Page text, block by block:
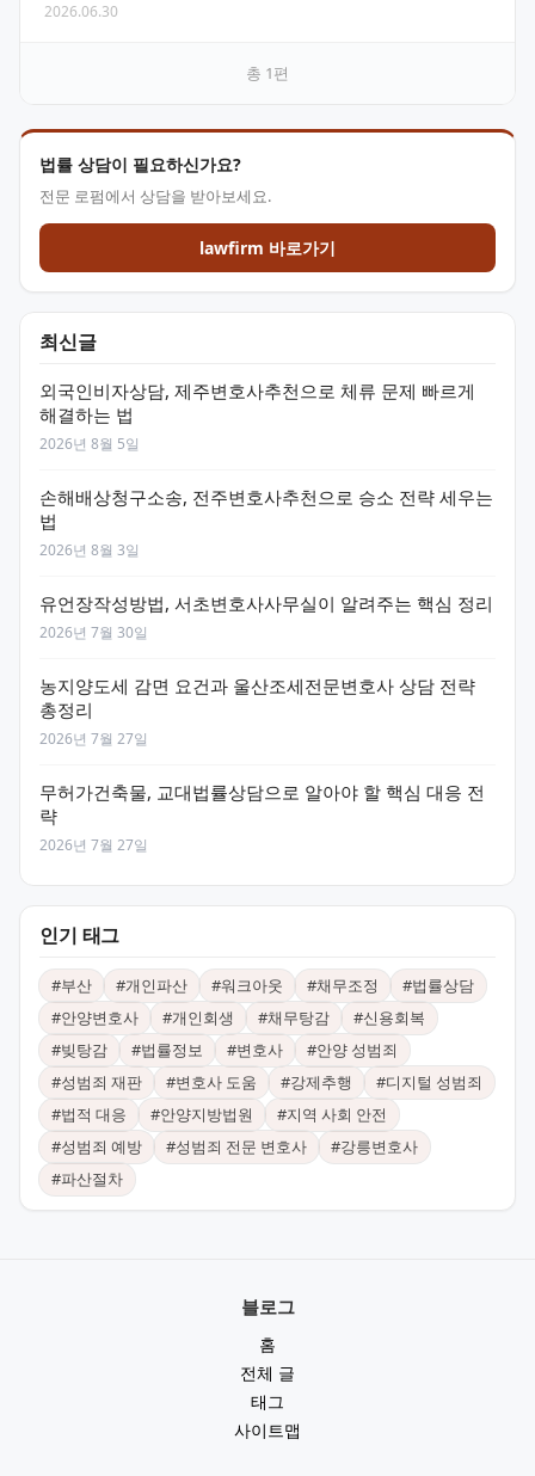
고부터 형사고소, 민사청구까지 실제 절차와 핵심 전략을…
2026.06.30
총 1편
법률 상담이 필요하신가요?
전문 로펌에서 상담을 받아보세요.
lawfirm 바로가기
최신글
외국인비자상담, 제주변호사추천으로 체류 문제 빠르게
해결하는 법
2026년 8월 5일
손해배상청구소송, 전주변호사추천으로 승소 전략 세우는
법
2026년 8월 3일
유언장작성방법, 서초변호사사무실이 알려주는 핵심 정리
2026년 7월 30일
농지양도세 감면 요건과 울산조세전문변호사 상담 전략
총정리
2026년 7월 27일
무허가건축물, 교대법률상담으로 알아야 할 핵심 대응 전
략
2026년 7월 27일
인기 태그
#부산 #개인파산 #워크아웃 #채무조정 #법률상담
#안양변호사 #개인회생 #채무탕감 #신용회복
#빚탕감 #법률정보 #변호사 #안양 성범죄
#성범죄 재판 #변호사 도움 #강제추행 #디지털 성범죄
#법적 대응 #안양지방법원 #지역 사회 안전
#성범죄 예방 #성범죄 전문 변호사 #강릉변호사
#파산절차
블로그
홈
전체 글
태그
사이트맵